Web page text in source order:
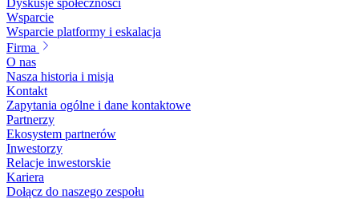
Wsparcie
Wsparcie platformy i eskalacja
Firma
O nas
Nasza historia i misja
Kontakt
Zapytania ogólne i dane kontaktowe
Partnerzy
Ekosystem partnerów
Inwestorzy
Relacje inwestorskie
Kariera
Dołącz do naszego zespołu